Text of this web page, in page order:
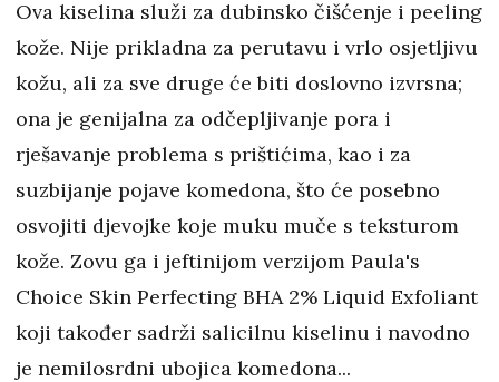
Ova kiselina služi za dubinsko čišćenje i peeling
kože. Nije prikladna za perutavu i vrlo osjetljivu
kožu, ali za sve druge će biti doslovno izvrsna;
ona je genijalna za odčepljivanje pora i
rješavanje problema s prištićima, kao i za
suzbijanje pojave komedona, što će posebno
osvojiti djevojke koje muku muče s teksturom
kože. Zovu ga i jeftinijom verzijom Paula's
Choice Skin Perfecting BHA 2% Liquid Exfoliant
koji također sadrži salicilnu kiselinu i navodno
je nemilosrdni ubojica komedona...